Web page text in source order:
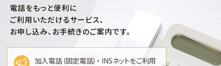
電話をもっと便利に
ご利用いただけるサービス、
お申し込み、お手続きのご案内です。
加入電話（固定電話）・ INSネットをご利用